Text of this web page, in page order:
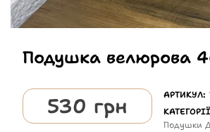
Подушка велюрова
530 грн АРТИКУЛ:
Подушки